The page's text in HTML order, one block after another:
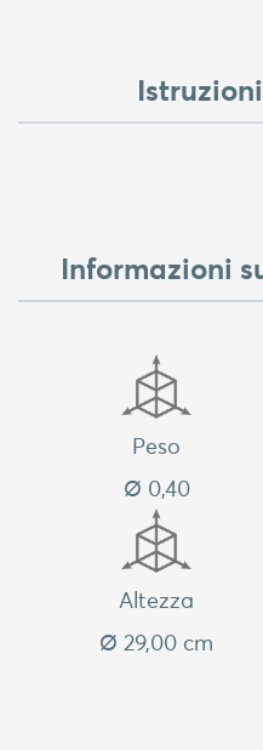
Informazioni
Peso
Ø 0,40
Altezza
Ø 29,00 cm